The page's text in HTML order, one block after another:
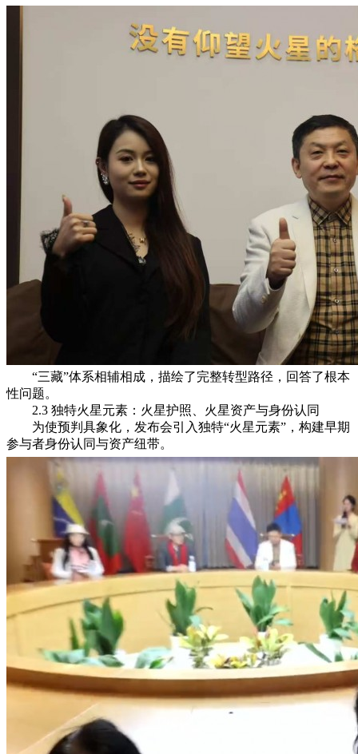
“三藏”体系相辅相成，描绘了完整转型路径，回答了根本
性问题。
2.3 独特火星元素：火星护照、火星资产与身份认同
为使预判具象化，发布会引入独特“火星元素”，构建早期
参与者身份认同与资产纽带。